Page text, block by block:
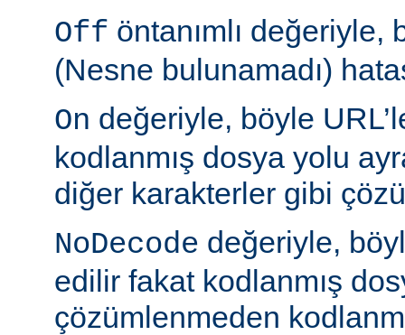
Off öntanımlı değeriyle,
(Nesne bulunamadı)
On değeriyle, böyle
kodlanmış dosya yolu
diğer karakterler gibi
NoDecode değeriyle,
edilir fakat kodlanmış
çözümlenmeden